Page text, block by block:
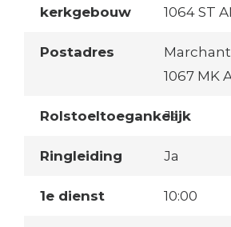
kerkgebouw
1064 ST
Postadres
1067 MK
Rolstoeltoegankelijk
Ja
Ringleiding Ja
1e dienst 10:00